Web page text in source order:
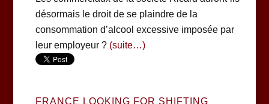
désormais le droit de se plaindre de la
consommation d’alcool excessive imposée par
leur employeur ? (suite…)
FRANCE LOOKING FOR SHIFTING